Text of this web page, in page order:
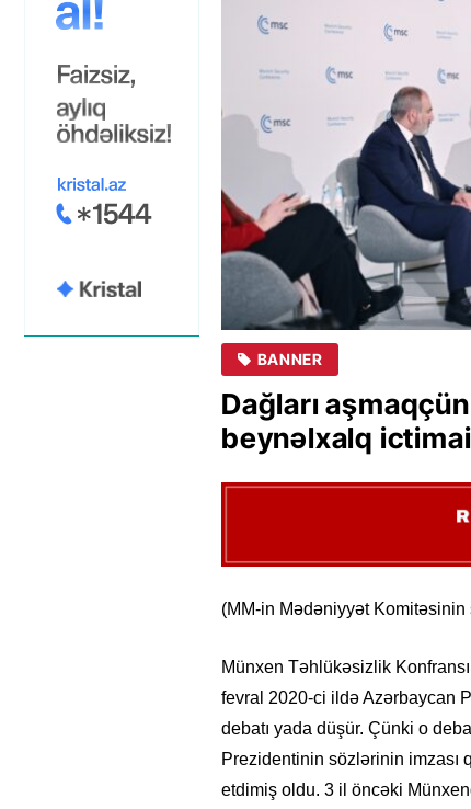
BANNER
Dağları
beynəlxalq
(MM-in Mədəniyyət
Münxen Təhlükəsizlik
fevral 2020-ci ildə Azərbaycan
debatı yada düşür. Çünki o
Prezidentinin sözlərinin imzası
etdimiş oldu. 3 il öncəki